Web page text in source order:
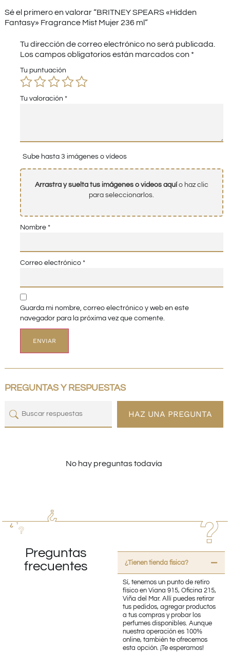
Sé el primero en valorar “BRITNEY SPEARS «Hidden
Fantasy» Fragrance Mist Mujer 236 ml”
Tu dirección de correo electrónico no será publicada.
Los campos obligatorios están marcados con *
Tu puntuación
Tu valoración *
Sube hasta 3 imágenes o vídeos
Arrastra y suelta tus imágenes o videos aquío haz clic
para seleccionarlos.
Nombre *
Correo electrónico *
Guarda mi nombre, correo electrónico y web en este
navegador para la próxima vez que comente.
PREGUNTAS Y RESPUESTAS
HAZ UNA PREGUNTA
No hay preguntas todavía
Preguntas
frecuentes
¿Tienen tienda fisica?
Sí, tenemos un punto de retiro
físico en Viana 915, Oficina 215,
Viña del Mar. Allí puedes retirar
tus pedidos, agregar productos
a tus compras y probar los
perfumes disponibles. Aunque
nuestra operación es 100%
online, también te ofrecemos
esta opción. ¡Te esperamos!